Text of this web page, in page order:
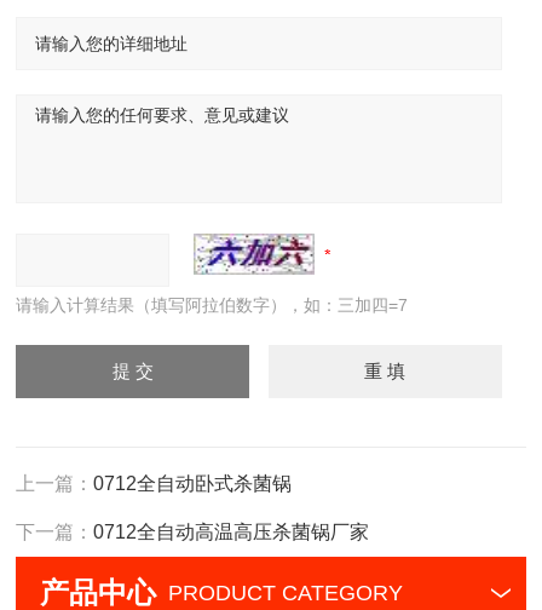
请输入计算结果（填写阿拉伯数字），如：三加四=7
上一篇：0712全自动卧式杀菌锅
下一篇：0712全自动高温高压杀菌锅厂家
产品中心 PRODUCT CATEGORY